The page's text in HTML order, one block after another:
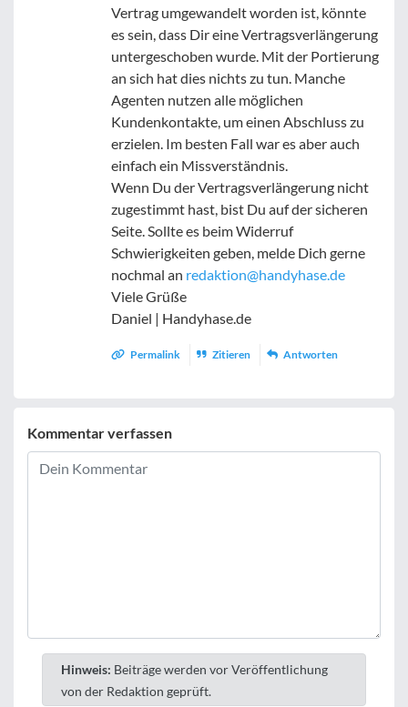
Vertrag umgewandelt worden ist, könnte
es sein, dass Dir eine Vertragsverlängerung
untergeschoben wurde. Mit der Portierung
an sich hat dies nichts zu tun. Manche
Agenten nutzen alle möglichen
Kundenkontakte, um einen Abschluss zu
erzielen. Im besten Fall war es aber auch
einfach ein Missverständnis.
Wenn Du der Vertragsverlängerung nicht
zugestimmt hast, bist Du auf der sicheren
Seite. Sollte es beim Widerruf
Schwierigkeiten geben, melde Dich gerne
nochmal an redaktion@handyhase.de
Viele Grüße
Daniel | Handyhase.de
Permalink Zitieren Antworten
Kommentar verfassen
Hinweis: Beiträge werden vor Veröffentlichung
von der Redaktion geprüft.